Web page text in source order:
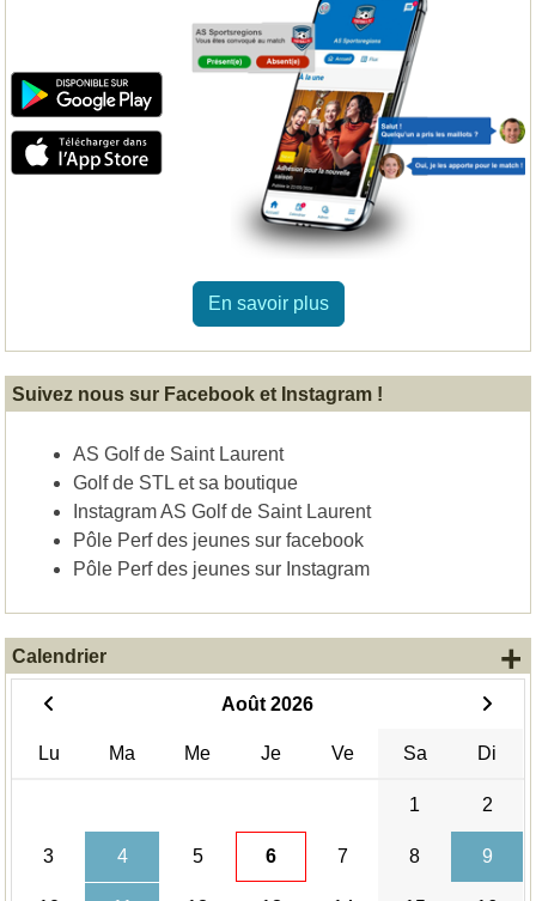
En savoir plus
Suivez nous sur Facebook et Instagram !
AS Golf de Saint Laurent
Golf de STL et sa boutique
Instagram AS Golf de Saint Laurent
Pôle Perf des jeunes sur facebook
Pôle Perf des jeunes sur Instagram
Calendrier
Août 2026
Lu Ma Me Je Ve Sa Di
1 2
3 4 5 6 7 8 9
+